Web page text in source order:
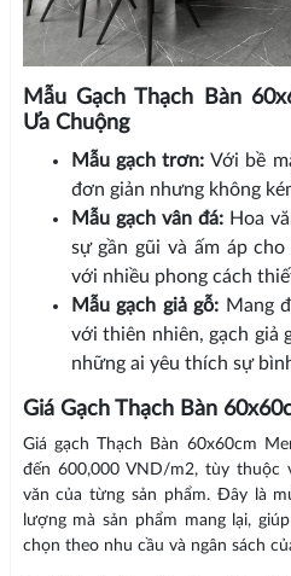
Mẫu Gạch Thạch Bàn
Ưa Chuộng
Mẫu gạch trơn: Với bề
đơn giản nhưng không
Mẫu gạch vân đá:Hoa
sự gần gũi và ấm áp
với nhiều phong cách
Mẫu gạch giả gỗ: Mang
với thiên nhiên, gạch giả
những ai yêu thích sự
Giá Gạch Thạch Bàn
Giá gạch Thạch Bàn 60x60cm
đến 600,000 VND/m2, tùy thuộc
văn của từng sản phẩm. Đây là
lượng mà sản phẩm mang lại,
chọn theo nhu cầu và ngân sách